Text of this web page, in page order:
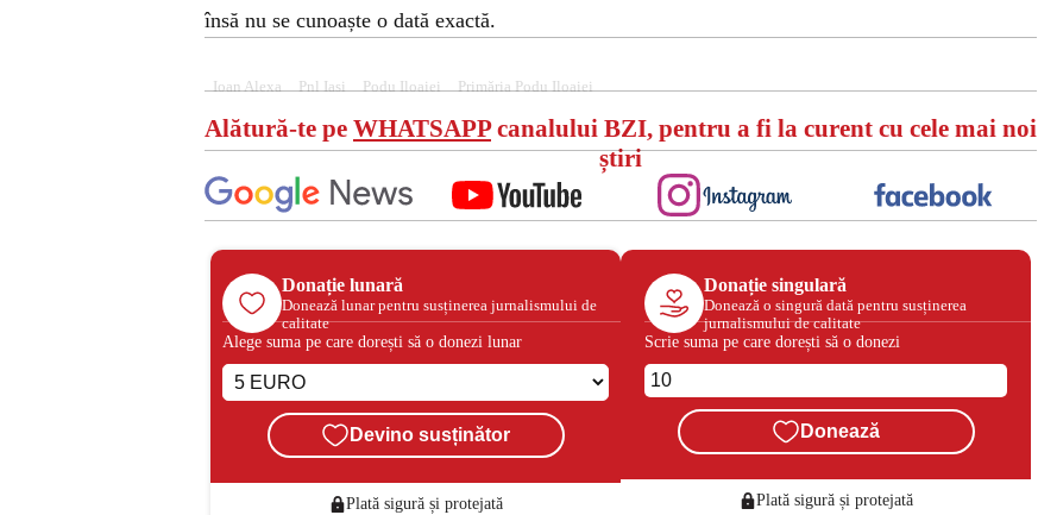
însă nu se cunoaște o dată exactă.
Ioan Alexa Pnl Iasi Podu Iloaiei Primăria Podu Iloaiei
Alătură-te pe WHATSAPPcanalului BZI, pentru a fi la curent cu cele mai noi
știri
Donație lunară
Donează lunar pentru susținerea jurnalismului de
calitate
Alege suma pe care dorești să o donezi lunar
Devino susținător
Plată sigură și protejată
Donație singulară
Donează o singură dată pentru susținerea
jurnalismului de calitate
Scrie suma pe care dorești să o donezi
Donează
Plată sigură și protejată